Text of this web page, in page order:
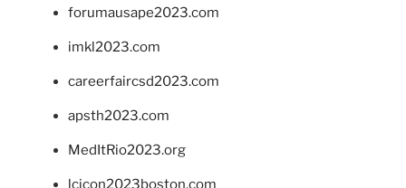
forumausape2023.com
imkl2023.com
careerfaircsd2023.com
apsth2023.com
MedItRio2023.org
lcicon2023boston.com